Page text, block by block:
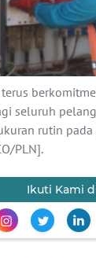
terus
seluruh
rutin
PLN].
Ikuti Kami